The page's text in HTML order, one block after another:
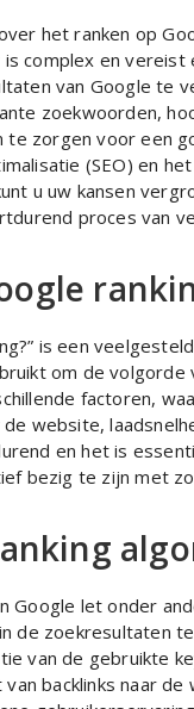
het ranken op
complex en vereist
van Google te
zoekwoorden,
te zorgen voor een
(SEO) en
u uw kansen
proces van
is een
om de volgorde
factoren,
website,
en het is
bezig te zijn met
Google let onder
de zoekresultaten
van de gebruikte
backlinks naar